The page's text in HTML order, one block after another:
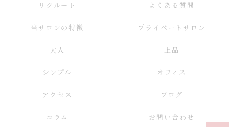
リクルート よくある質問
当サロンの特徴 プライベートサロン
大人 上品
シンプル オフィス
アクセス ブログ
コラム お問い合わせ